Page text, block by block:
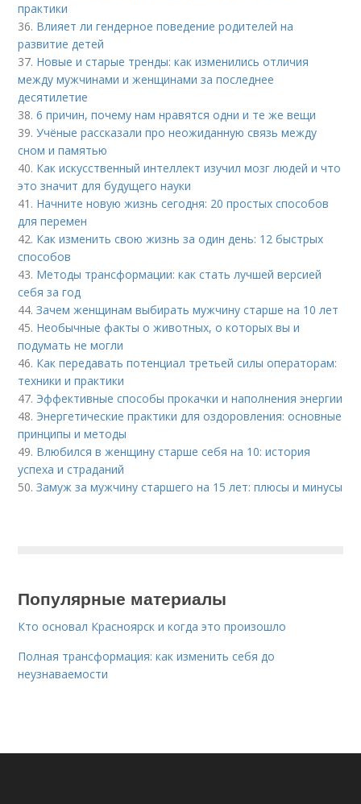
практики
36. Влияет ли гендерное поведение родителей на
развитие детей
37. Новые и старые тренды: как изменились отличия
между мужчинами и женщинами за последнее
десятилетие
38.6 причин, почему нам нравятся одни и те же вещи
39.Учёные рассказали про неожиданную связь между
сном и памятью
40. Как искусственный интеллект изучил мозг людей и что
это значит для будущего науки
41. Начните новую жизнь сегодня: 20 простых способов
для перемен
42. Как изменить свою жизнь за один день: 12 быстрых
способов
43. Методы трансформации: как стать лучшей версией
себя за год
44.Зачем женщинам выбирать мужчину старше на 10 лет
45. Необычные факты о животных, о которых вы и
подумать не могли
46. Как передавать потенциал третьей силы операторам:
техники и практики
47. Эффективные способы прокачки и наполнения энергии
48. Энергетические практики для оздоровления: основные
принципы и методы
49. Влюбился в женщину старше себя на 10: история
успеха и страданий
50.Замуж за мужчину старшего на 15 лет: плюсы и минусы
Популярные материалы
Кто основал Красноярск и когда это произошло
Полная трансформация: как изменить себя до
неузнаваемости